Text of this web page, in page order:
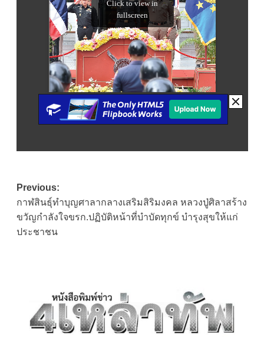
Post
navigation
Previous:
กาฬสินธุ์ทำบุญศาลากลางเสริมสิริมงคล หลวงปู่ศิลาสร้าง
ขวัญกำลังใจขรก.ปฏิบัติหน้าที่บำบัดทุกข์ บำรุงสุขให้แก่
ประชาชน